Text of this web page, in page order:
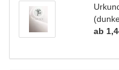
ab